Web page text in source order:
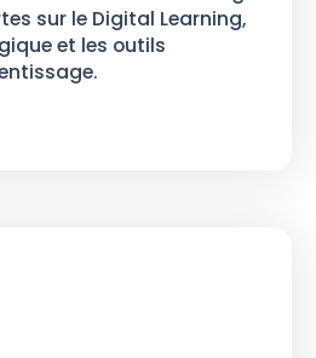
sur le Digital Learning,
et les outils